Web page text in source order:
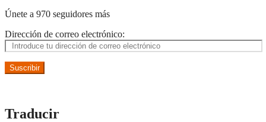
Únete a 970 seguidores más
Dirección de correo electrónico:
Suscribir
Traducir